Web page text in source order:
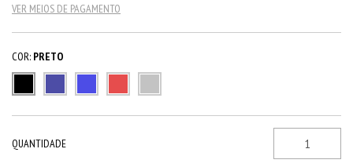
VER MEIOS DE PAGAMENTO
COR: PRETO
QUANTIDADE